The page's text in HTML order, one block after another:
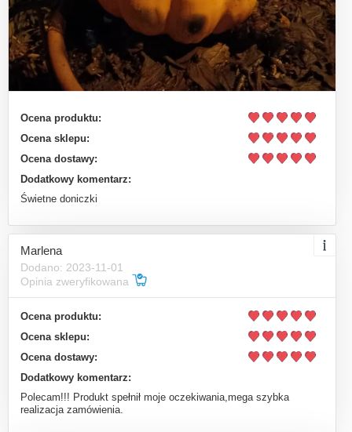
Ocena produktu:
Ocena sklepu:
Ocena dostawy:
Dodatkowy komentarz:
Świetne doniczki
Marlena
Dodano: 2023-11-01
Opinia zweryfikowana
Ocena produktu:
Ocena sklepu:
Ocena dostawy:
Dodatkowy komentarz:
Polecam!!! Produkt spełnił moje oczekiwania,mega szybka
realizacja zamówienia.